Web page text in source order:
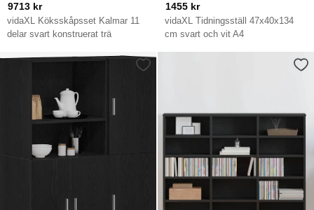
vidaXL Köksskåpsset Kalmar 11
delar svart konstruerat trä
9713 kr
vidaXL Tidningsställ 47x40x134
cm svart och vit A4
1455 kr